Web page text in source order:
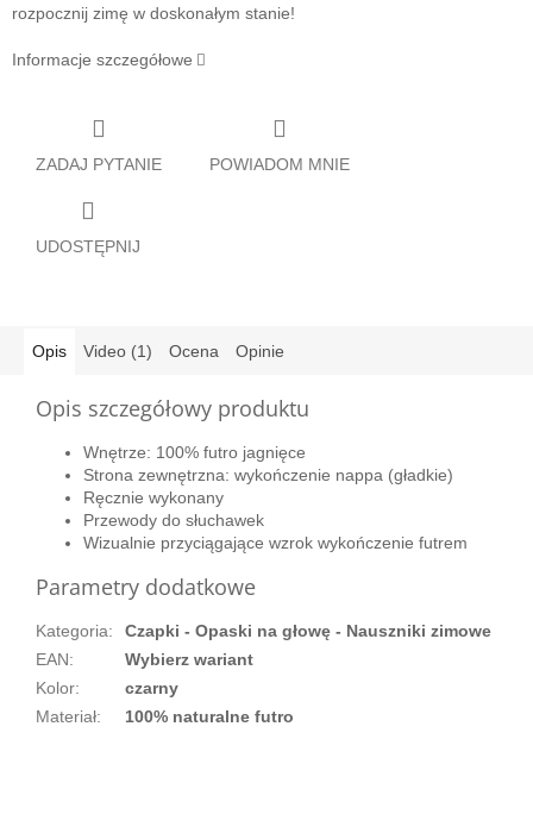
rozpocznij zimę w doskonałym stanie!
Informacje szczegółowe
ZADAJ PYTANIE POWIADOM MNIE
UDOSTĘPNIJ
Opis Video (1) Ocena Opinie
Opis szczegółowy produktu
Wnętrze: 100% futro jagnięce
Strona zewnętrzna: wykończenie nappa (gładkie)
Ręcznie wykonany
Przewody do słuchawek
Wizualnie przyciągające wzrok wykończenie futrem
Parametry dodatkowe
Kategoria:
Czapki - Opaski na głowę - Nauszniki zimowe
EAN:
Wybierz wariant
Kolor:
czarny
Materiał: 100% naturalne futro